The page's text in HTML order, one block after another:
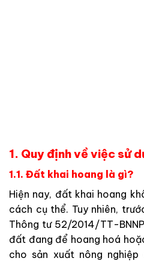
1. Quy định về việc sử
1.1. Đất khai hoang là gì?
Hiện nay, đất khai hoang
cách cụ thể. Tuy nhiên,
Thông tư 52/2014/TT-
đất đang để hoang hoá
cho sản xuất nông